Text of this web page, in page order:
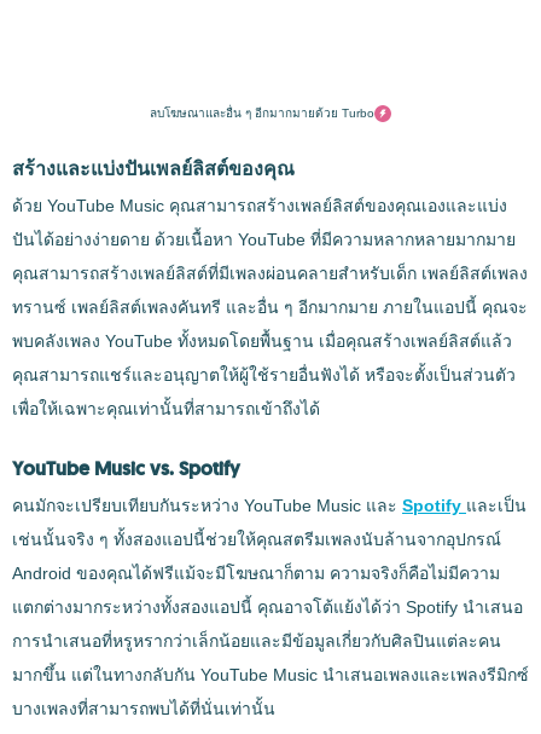
ลบโฆษณาและอื่น ๆ อีกมากมายด้วย Turbo
สร้างและแบ่งปันเพลย์ลิสต์ของคุณ
ด้วย YouTube Music คุณสามารถสร้างเพลย์ลิสต์ของคุณเองและแบ่ง
ปันได้อย่างง่ายดาย ด้วยเนื้อหา YouTube ที่มีความหลากหลายมากมาย
คุณสามารถสร้างเพลย์ลิสต์ที่มีเพลงผ่อนคลายสำหรับเด็ก เพลย์ลิสต์เพลง
ทรานซ์ เพลย์ลิสต์เพลงคันทรี และอื่น ๆ อีกมากมาย ภายในแอปนี้ คุณจะ
พบคลังเพลง YouTube ทั้งหมดโดยพื้นฐาน เมื่อคุณสร้างเพลย์ลิสต์แล้ว
คุณสามารถแชร์และอนุญาตให้ผู้ใช้รายอื่นฟังได้ หรือจะตั้งเป็นส่วนตัว
เพื่อให้เฉพาะคุณเท่านั้นที่สามารถเข้าถึงได้
YouTube Music vs. Spotify
คนมักจะเปรียบเทียบกันระหว่าง YouTube Music และ Spotify และเป็น
เช่นนั้นจริง ๆ ทั้งสองแอปนี้ช่วยให้คุณสตรีมเพลงนับล้านจากอุปกรณ์
Android ของคุณได้ฟรีแม้จะมีโฆษณาก็ตาม ความจริงก็คือไม่มีความ
แตกต่างมากระหว่างทั้งสองแอปนี้ คุณอาจโต้แย้งได้ว่า Spotify นำเสนอ
การนำเสนอที่หรูหรากว่าเล็กน้อยและมีข้อมูลเกี่ยวกับศิลปินแต่ละคน
มากขึ้น แต่ในทางกลับกัน YouTube Music นำเสนอเพลงและเพลงรีมิกซ์
บางเพลงที่สามารถพบได้ที่นั่นเท่านั้น